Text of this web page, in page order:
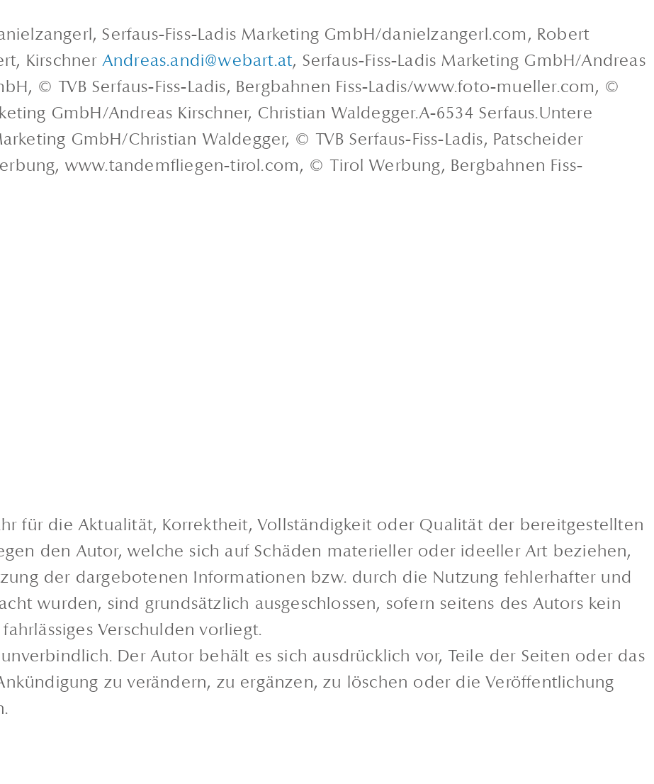
Serfaus-Fiss-Ladis Marketing GmbH/danielzangerl.com, Robert
KirschnerAndreas.andi@webart.at, Serfaus-Fiss-Ladis Marketing GmbH/Andreas
© TVB Serfaus-Fiss-Ladis, Bergbahnen Fiss-Ladis/www.foto-mueller.com, ©
GmbH/Andreas Kirschner, Christian Waldegger.A-6534 Serfaus.Untere
GmbH/Christian Waldegger, © TVB Serfaus-Fiss-Ladis, Patscheider
www.tandemfliegen-tirol.com, © Tirol Werbung, Bergbahnen Fiss-
für die Aktualität, Korrektheit, Vollständigkeit oder Qualität der bereitgestellten
den Autor, welche sich auf Schäden materieller oder ideeller Art beziehen,
der dargebotenen Informationen bzw. durch die Nutzung fehlerhafter und
wurden, sind grundsätzlich ausgeschlossen, sofern seitens des Autors kein
Verschulden vorliegt.
Der Autor behält es sich ausdrücklich vor, Teile der Seiten oder das
zu verändern, zu ergänzen, zu löschen oder die Veröffentlichung